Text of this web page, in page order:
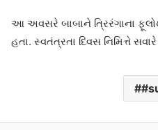
આ અવસરે બાબાને ત્રિરંગાના
હતા. સ્વતંત્રતા દિવસ નિમિત્તે